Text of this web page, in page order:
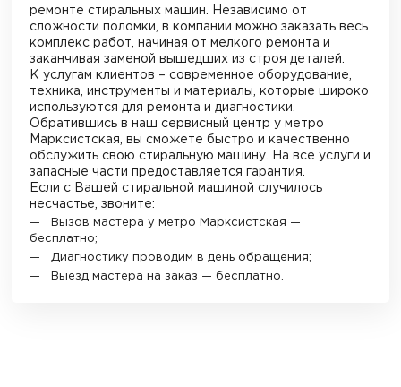
ремонте стиральных машин. Независимо от
сложности поломки, в компании можно заказать весь
комплекс работ, начиная от мелкого ремонта и
заканчивая заменой вышедших из строя деталей.
К услугам клиентов – современное оборудование,
техника, инструменты и материалы, которые широко
используются для ремонта и диагностики.
Обратившись в наш сервисный центр у метро
Марксистская
, вы сможете быстро и качественно
обслужить свою стиральную машину. На все услуги и
запасные части предоставляется гарантия.
Если с Вашей стиральной машиной случилось
несчастье, звоните:
Вызов мастера у метро Марксистская —
бесплатно;
Диагностику проводим в день обращения;
Выезд мастера на заказ — бесплатно.